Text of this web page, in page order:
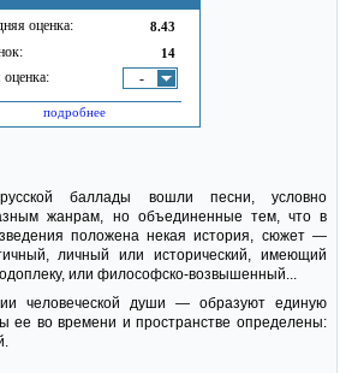
оценка: 8.43
14
-
подробнее
баллады вошли песни, условно
жанрам, но объединенные тем, что в
положена некая история, сюжет —
личный или исторический, имеющий
или философско-возвышенный...
человеческой души — образуют единую
ее во времени и пространстве определены: